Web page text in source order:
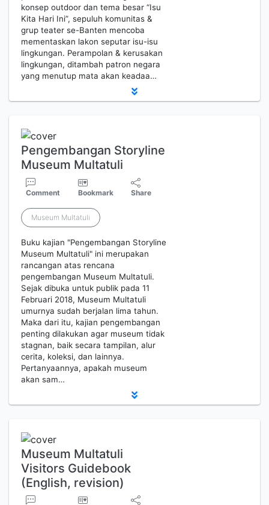
konsep outdoor dan tema besar “Isu
Kita Hari Ini”, sepuluh komunitas &
grup teater se-Banten mencoba
mementaskan lakon seputar isu-isu
lingkungan. Perampolan & kerusakan
lingkungan, ditambah patron negara
yang menutup mata akan keadaa…
Pengembangan Storyline
Museum Multatuli
Comment Bookmark Share
Museum Multatuli
Buku kajian "Pengembangan Storyline
Museum Multatuli" ini merupakan
rancangan atas rencana
pengembangan Museum Multatuli.
Sejak dibuka untuk publik pada 11
Februari 2018, Museum Multatuli
umurnya sudah berjalan lima tahun.
Maka dari itu, kajian pengembangan
penting dilakukan agar museum tidak
stagnan, baik secara tampilan, alur
cerita, koleksi, dan lainnya.
Pertanyaannya, apakah museum
akan sam…
Museum Multatuli
Visitors Guidebook
(English, revision)